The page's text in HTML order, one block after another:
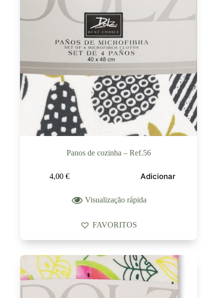
Panos de cozinha – Ref.56
4,00 € Adicionar
Visualização rápida
FAVORITOS